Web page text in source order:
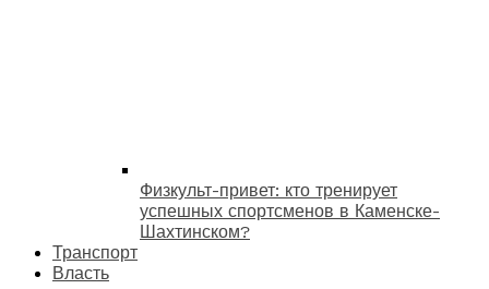
Физкульт-привет: кто тренирует
успешных спортсменов в Каменске-
Шахтинском?
Транспорт
Власть